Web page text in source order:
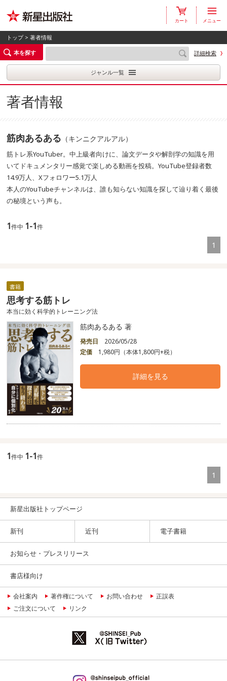
カート メニュー
トップ> 著者情報
本を探す
詳細検索
ジャンル一覧
著者情報
筋肉あるある （キンニクアルアル）
筋トレ系YouTuber。中上級者向けに、論文データや解剖学の知識を用
いてドキュメンタリー感覚で楽しめる動画を投稿。YouTube登録者数
14.9万人、Xフォロワー5.1万人
本人のYouTubeチャンネルは、誰も知らない知識を探して辿り着く最後
の秘境という声も。
1件中 1-1件
1
書籍
思考する筋トレ
本当に効く科学的トレーニング法
筋肉あるある 著
発売日
2026/05/28
定価
1,980円（本体1,800円+税）
詳細を見る
1件中 1-1件
1
新星出版社トップページ
新刊 近刊 電子書籍
お知らせ・プレスリリース
書店様向け
会社案内 著作権について お問い合わせ
正誤表
ご注文について
リンク